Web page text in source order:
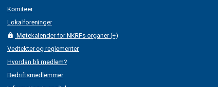
Komiteer
Lokalforeninger
Møtekalender for NKRFs organer (+)
Vedtekter og reglementer
Hvordan bli medlem?
Bedriftsmedlemmer